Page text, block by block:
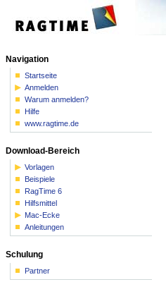
Navigation
Startseite
Anmelden
Warum anmelden?
Hilfe
www.ragtime.de
Download-Bereich
Vorlagen
Beispiele
RagTime 6
Hilfsmittel
Mac-Ecke
Anleitungen
Schulung
Partner